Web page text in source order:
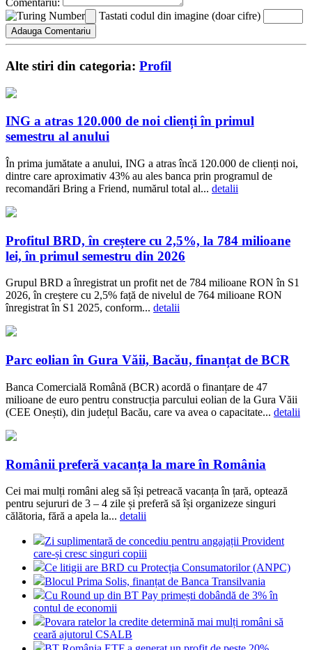
Comentariu:
Tastati codul din imagine (doar cifre)
Alte stiri din categoria: Profil
ING a atras 120.000 de noi clienți în primul
semestru al anului
În prima jumătate a anului, ING a atras încă 120.000 de clienți noi,
dintre care aproximativ 43% au ales banca prin programul de
recomandări Bring a Friend, numărul total al... detalii
Profitul BRD, în creștere cu 2,5%, la 784 milioane
lei, în primul semestru din 2026
Grupul BRD a înregistrat un profit net de 784 milioane RON în S1
2026, în creștere cu 2,5% față de nivelul de 764 milioane RON
înregistrat în S1 2025, conform... detalii
Parc eolian în Gura Văii, Bacău, finanțat de BCR
Banca Comercială Română (BCR) acordă o finanțare de 47
milioane de euro pentru construcția parcului eolian de la Gura Văii
(CEE Onești), din județul Bacău, care va avea o capacitate... detalii
Românii preferă vacanța la mare în România
Cei mai mulți români aleg să își petreacă vacanța în țară, optează
pentru sejururi de 3 – 4 zile și preferă să își organizeze singuri
călătoria, fără a apela la... detalii
Zi suplimentară de concediu pentru angajații Provident
care-și cresc singuri copiii
Ce litigii are BRD cu Protecția Consumatorilor (ANPC)
Blocul Prima Solis, finanțat de Banca Transilvania
Cu Round up din BT Pay primești dobândă de 3% în
contul de economii
Povara ratelor la credite determină mai mulți români să
ceară ajutorul CSALB